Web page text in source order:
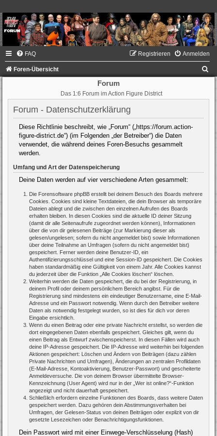
FAQ Anmelden
Registrieren
Foren-Übersicht
Forum
Das 1:6 Forum im Action Figure District
Forum - Datenschutzerklärung
Diese Richtlinie beschreibt, wie „Forum“ („https://forum.action-
figure-district.de“) (im Folgenden „der Betreiber“) die Daten
verwendet, die während deines Foren-Besuchs gesammelt
werden.
Umfang und Art der Datenspeicherung
Deine Daten werden auf vier verschiedene Arten gesammelt:
Die Forensoftware phpBB erstellt bei deinem Besuch des Boards mehrere
Cookies. Cookies sind kleine Textdateien, die dein Browser als temporäre
Dateien ablegt und die zwischen den einzelnen Aufrufen des Boards
erhalten bleiben. In diesen Cookies sind die aktuelle ID deiner Sitzung
(damit dir alle Seitenaufrufe zugeordnet werden können), Informationen
über die von dir gelesenen Beiträge (zur Markierung dieser als
gelesen/ungelesen; sofern du nicht angemeldet bist) sowie Informationen
über deine Teilnahme an Umfragen (sofern du nicht angemeldet bist)
gespeichert. Ferner werden deine Benutzer-ID, ein
Authentifizierungsschlüssel und eine Session-ID gespeichert. Die Cookies
haben standardmäßig eine Gültigkeit von einem Jahr. Alle Cookies kannst
du jederzeit über die Funktion „Alle Cookies löschen“ löschen.
Weiterhin werden die Daten gespeichert, die du bei der Registrierung, in
deinem Profil oder deinem persönlichem Bereich angibst. Für die
Registrierung sind mindestens ein eindeutiger Benutzername, eine E-Mail-
Adresse und ein Passwort notwendig. Wenn durch den Betreiber weitere
Daten als notwendig festgelegt wurden, so ist dies für dich vor deren
Eingabe ersichtlich.
Wenn du einen Beitrag oder eine private Nachricht erstellst, so werden die
dort eingegebenen Daten ebenfalls gespeichert. Gleiches gilt, wenn du
einen Beitrag als Entwurf zwischenspeicherst. In diesen Fällen wird auch
deine IP-Adresse gespeichert. Die IP-Adresse wird weiterhin bei folgenden
Aktionen gespeichert: Löschen und Ändern von Beiträgen (dazu zählen
Private Nachrichten und Umfragen), Änderungen an zentralen Profildaten
(E-Mail-Adresse, Kontoaktivierung, Benutzer-Passwort) und gescheiterte
Anmeldeversuche. Die von deinem Browser übermittelte Browser-
Kennzeichnung (User Agent) wird nur in der „Wer ist online?“-Funktion
angezeigt und nicht dauerhaft gespeichert.
Schließlich erfordern einzelne Funktionen des Boards, dass weitere Daten
gespeichert werden. Dazu gehören dein Abstimmungsverhalten bei
Umfragen, der Gelesen-Status von deinen Beiträgen oder explizit von dir
gesetzte Lesezeichen oder Benachrichtigungsfunktionen.
Dein Passwort wird mit einer Einwege-Verschlüsselung (Hash)